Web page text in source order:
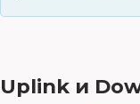
Uplink и